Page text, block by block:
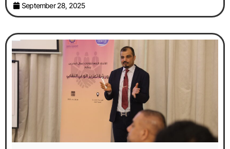
September 28, 2025